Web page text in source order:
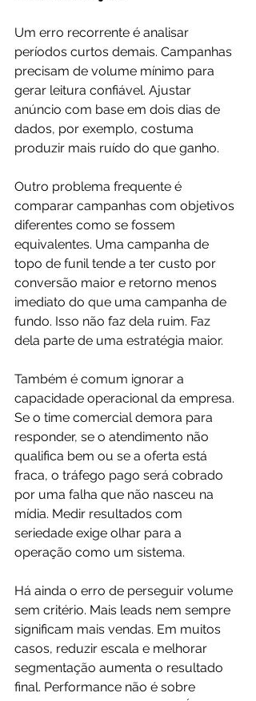
Um erro recorrente é analisar
períodos curtos demais. Campanhas
precisam de volume mínimo para
gerar leitura confiável. Ajustar
anúncio com base em dois dias de
dados, por exemplo, costuma
produzir mais ruído do que ganho.
Outro problema frequente é
comparar campanhas com objetivos
diferentes como se fossem
equivalentes. Uma campanha de
topo de funil tende a ter custo por
conversão maior e retorno menos
imediato do que uma campanha de
fundo. Isso não faz dela ruim. Faz
dela parte de uma estratégia maior.
Também é comum ignorar a
capacidade operacional da empresa.
Se o time comercial demora para
responder, se o atendimento não
qualifica bem ou se a oferta está
fraca, o tráfego pago será cobrado
por uma falha que não nasceu na
mídia. Medir resultados com
seriedade exige olhar para a
operação como um sistema.
Há ainda o erro de perseguir volume
sem critério. Mais leads nem sempre
significam mais vendas. Em muitos
casos, reduzir escala e melhorar
segmentação aumenta o resultado
final. Performance não é sobre